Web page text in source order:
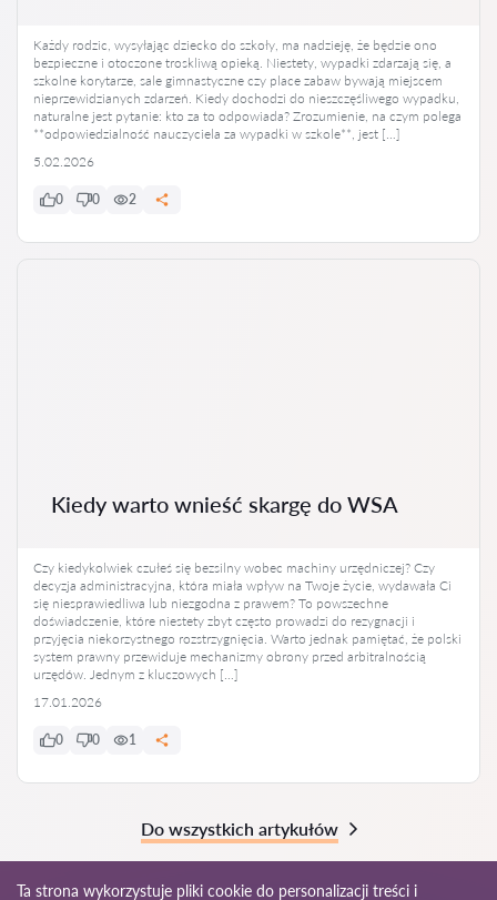
Każdy rodzic, wysyłając dziecko do szkoły, ma nadzieję, że będzie ono
bezpieczne i otoczone troskliwą opieką. Niestety, wypadki zdarzają się, a
szkolne korytarze, sale gimnastyczne czy place zabaw bywają miejscem
nieprzewidzianych zdarzeń. Kiedy dochodzi do nieszczęśliwego wypadku,
naturalne jest pytanie: kto za to odpowiada? Zrozumienie, na czym polega
**odpowiedzialność nauczyciela za wypadki w szkole**, jest […]
5.02.2026
0 0 2
Kiedy warto wnieść skargę do WSA
Czy kiedykolwiek czułeś się bezsilny wobec machiny urzędniczej? Czy
decyzja administracyjna, która miała wpływ na Twoje życie, wydawała Ci
się niesprawiedliwa lub niezgodna z prawem? To powszechne
doświadczenie, które niestety zbyt często prowadzi do rezygnacji i
przyjęcia niekorzystnego rozstrzygnięcia. Warto jednak pamiętać, że polski
system prawny przewiduje mechanizmy obrony przed arbitralnością
urzędów. Jednym z kluczowych […]
17.01.2026
0 0 1
Do wszystkich artykułów
Ta strona wykorzystuje pliki cookie do personalizacji treści i